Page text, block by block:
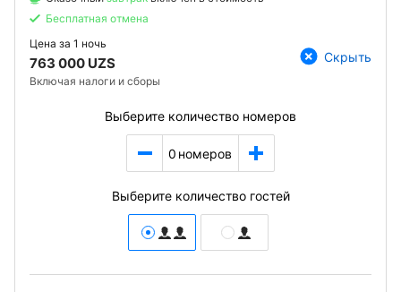
Бесплатная отмена
Цена за 1 ночь
763 000 UZS
Включая налоги и сборы
Скрыть
Выберите количество номеров
0 номеров
Выберите количество гостей